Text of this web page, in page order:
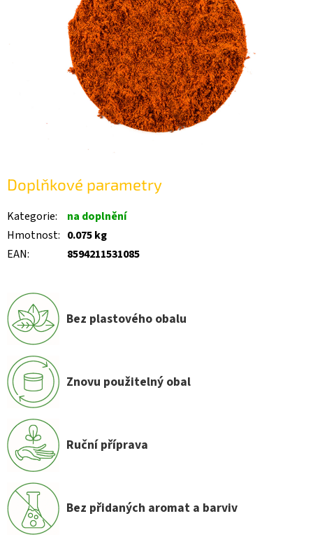
Doplňkové parametry
Kategorie:
na doplnění
Hmotnost: 0.075 kg
EAN: 8594211531085
Bez plastového obalu
Znovu použitelný obal
Ruční příprava
Bez přidaných aromat a barviv